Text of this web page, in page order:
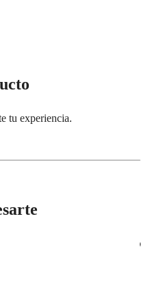
tu experiencia.